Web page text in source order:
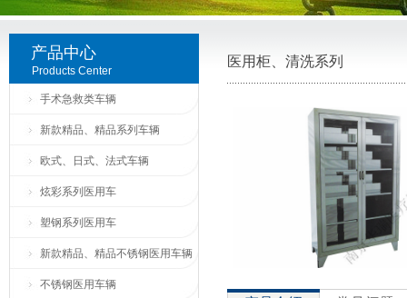
产品中心
Products Center
手术急救类车辆
新款精品、精品系列车辆
欧式、日式、法式车辆
炫彩系列医用车
塑钢系列医用车
新款精品、精品不锈钢医用车辆
不锈钢医用车辆
医用柜、清洗系列